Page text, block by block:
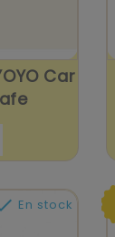
Car
En stock